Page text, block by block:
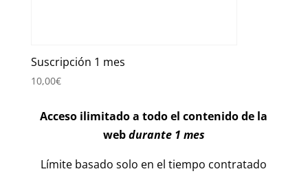
Suscripción 1 mes
10,00€
Acceso ilimitado a todo el contenido de la
webdurante 1 mes
Límite basado solo en el tiempo contratado